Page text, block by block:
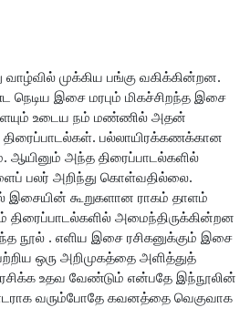
வாழ்வில் முக்கிய பங்கு வகிக்கின்றன.
நெடிய இசை மரபும் மிகச்சிறந்த இசை
உடைய நம் மண்ணில் அதன்
பல்லாயிரக்கணக்கான
ஆயினும் அந்த திரைப்பாடல்களில்
பலர் அறிந்து கொள்வதில்லை.
இசையின் கூறுகளான ராகம் தாளம்
அமைந்திருக்கின்றன
நூல் . எளிய இசை ரசிகனுக்கும் இசை
ஒரு அறிமுகத்தை அளித்துத்
உதவ வேண்டும் என்பதே இந்நூலின்
வரும்போதே கவனத்தை வெகுவாக